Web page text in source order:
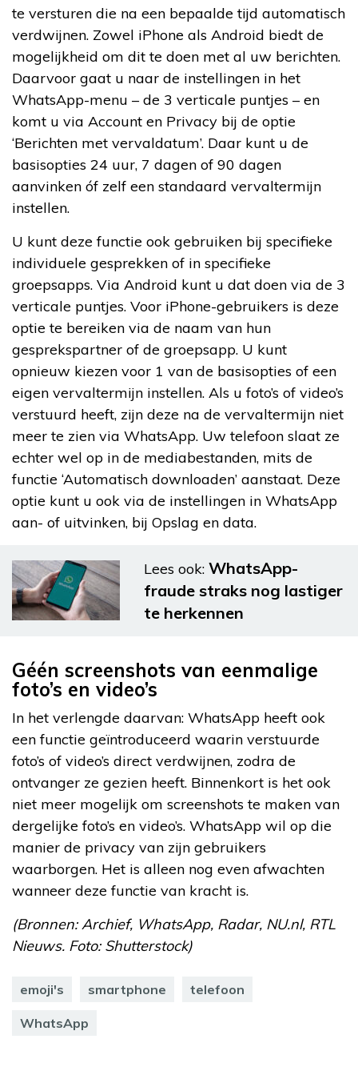
te versturen die na een bepaalde tijd automatisch
verdwijnen. Zowel iPhone als Android biedt de
mogelijkheid om dit te doen met al uw berichten.
Daarvoor gaat u naar de instellingen in het
WhatsApp-menu – de 3 verticale puntjes – en
komt u via Account en Privacy bij de optie
‘Berichten met vervaldatum’. Daar kunt u de
basisopties 24 uur, 7 dagen of 90 dagen
aanvinken óf zelf een standaard vervaltermijn
instellen.
U kunt deze functie ook gebruiken bij specifieke
individuele gesprekken of in specifieke
groepsapps. Via Android kunt u dat doen via de 3
verticale puntjes. Voor iPhone-gebruikers is deze
optie te bereiken via de naam van hun
gesprekspartner of de groepsapp. U kunt
opnieuw kiezen voor 1 van de basisopties of een
eigen vervaltermijn instellen. Als u foto’s of video’s
verstuurd heeft, zijn deze na de vervaltermijn niet
meer te zien via WhatsApp. Uw telefoon slaat ze
echter wel op in de mediabestanden, mits de
functie ‘Automatisch downloaden’ aanstaat. Deze
optie kunt u ook via de instellingen in WhatsApp
aan- of uitvinken, bij Opslag en data.
Lees ook: WhatsApp-
fraude straks nog lastiger
te herkennen
Géén screenshots van eenmalige
foto’s en video’s
In het verlengde daarvan: WhatsApp heeft ook
een functie geïntroduceerd waarin verstuurde
foto’s of video’s direct verdwijnen, zodra de
ontvanger ze gezien heeft. Binnenkort is het ook
niet meer mogelijk om screenshots te maken van
dergelijke foto’s en video’s. WhatsApp wil op die
manier de privacy van zijn gebruikers
waarborgen. Het is alleen nog even afwachten
wanneer deze functie van kracht is.
(Bronnen: Archief, WhatsApp, Radar, NU.nl, RTL
Nieuws. Foto: Shutterstock)
emoji's smartphone telefoon
WhatsApp